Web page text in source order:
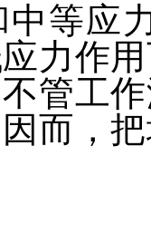
等应
力作
管工
而，